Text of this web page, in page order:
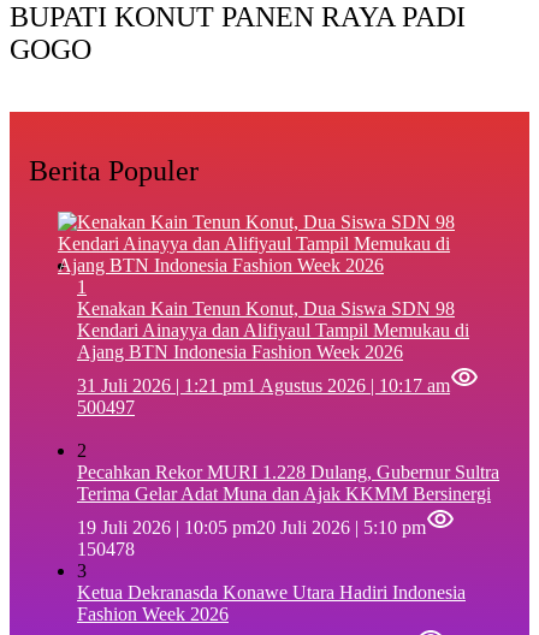
BUPATI KONUT PANEN RAYA PADI
GOGO
Berita Populer
1
‎Kenakan Kain Tenun Konut, Dua Siswa SDN 98
Kendari Ainayya dan Alifiyaul Tampil Memukau di
Ajang BTN Indonesia Fashion Week 2026
31 Juli 2026 | 1:21 pm1 Agustus 2026 | 10:17 am
500497
2
Pecahkan Rekor MURI 1.228 Dulang, Gubernur Sultra
Terima Gelar Adat Muna dan Ajak KKMM Bersinergi
19 Juli 2026 | 10:05 pm20 Juli 2026 | 5:10 pm
150478
3
Ketua Dekranasda Konawe Utara Hadiri Indonesia
Fashion Week 2026